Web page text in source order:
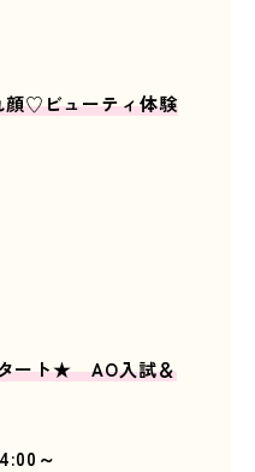
♡ビューティ体験
ート★ AO入試＆
～